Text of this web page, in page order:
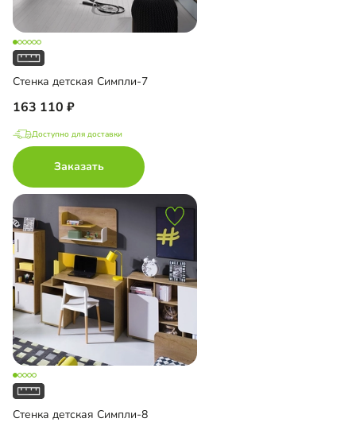
Стенка детская Симпли-7
163 110
Доступно для доставки
Заказать
Стенка детская Симпли-8